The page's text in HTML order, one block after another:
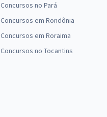
Concursos no Pará
Concursos em Rondônia
Concursos em Roraima
Concursos no Tocantins